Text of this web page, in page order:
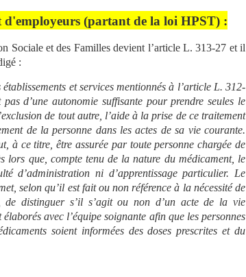
(partant de la loi HPST) :
Sociale et des Familles devient l’article L. 313-27 et il
:
établissements et services mentionnés à l’article L. 312-
d’une autonomie suffisante pour prendre seules le
de tout autre, l’aide à la prise de ce traitement
de la personne dans les actes de sa vie courante.
à ce titre, être assurée par toute personne chargée de
lors que, compte tenu de la nature du médicament, le
d’administration ni d’apprentissage particulier. Le
selon qu’il est fait ou non référence à la nécessité de
de distinguer s’il s’agit ou non d’un acte de la vie
avec l’équipe soignante afin que les personnes
soient informées des doses prescrites et du